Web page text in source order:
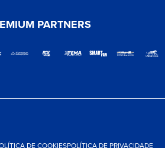
PARTNERS
DE COOKIESPOLÍTICA DE PRIVACIDADE